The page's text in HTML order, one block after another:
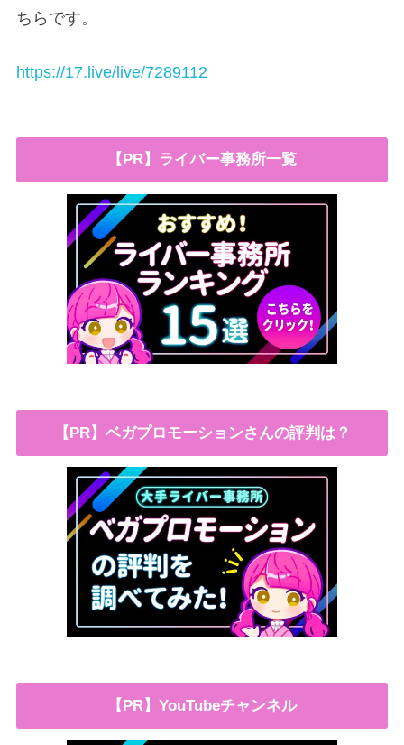
ちらです。
https://17.live/live/7289112
【PR】ライバー事務所一覧
【PR】ベガプロモーションさんの評判は？
【PR】YouTubeチャンネル